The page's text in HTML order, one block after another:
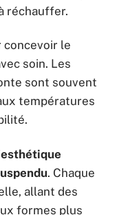
réchauffer.
concevoir le
soin. Les
sont souvent
températures
esthétique
. Chaque
allant des
formes plus